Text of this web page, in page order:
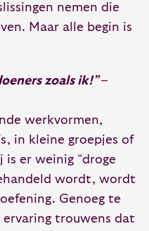
nemen die
Maar alle begin is
zoals ik!”–
werkvormen,
in kleine groepjes of
is er weinig “droge
wordt, wordt
Genoeg te
trouwens dat